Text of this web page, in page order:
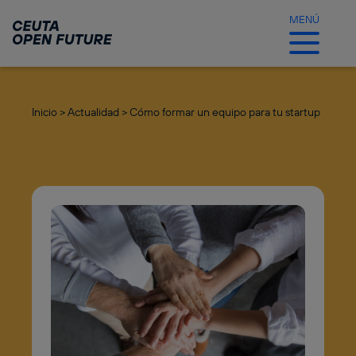
contenido
principal
MENÚ
Inicio >Actualidad >Cómo formar un equipo para tu startup